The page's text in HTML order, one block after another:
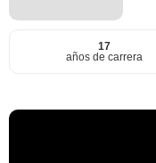
17
años de carrera